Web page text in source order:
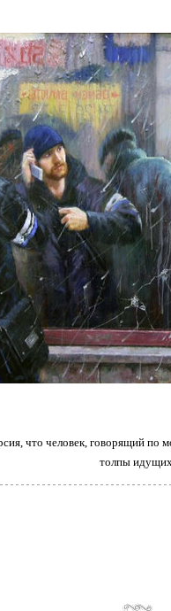
что человек, говорящий
толпы идущих.